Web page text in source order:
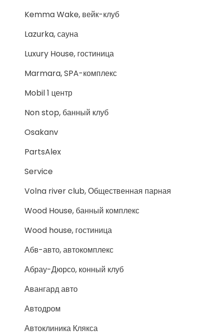
Kemma Wake, вейк-клуб
Lazurka, сауна
Luxury House, гостиница
Marmara, SPA-комплекс
Mobil 1 центр
Non stop, банный клуб
Osakanv
PartsAlex
Service
Volna river club, Общественная парная
Wood House, банный комплекс
Wood house, гостиница
Абв-авто, автокомплекс
Абрау-Дюрсо, конный клуб
Авангард авто
Автодром
Автоклиника Клякса